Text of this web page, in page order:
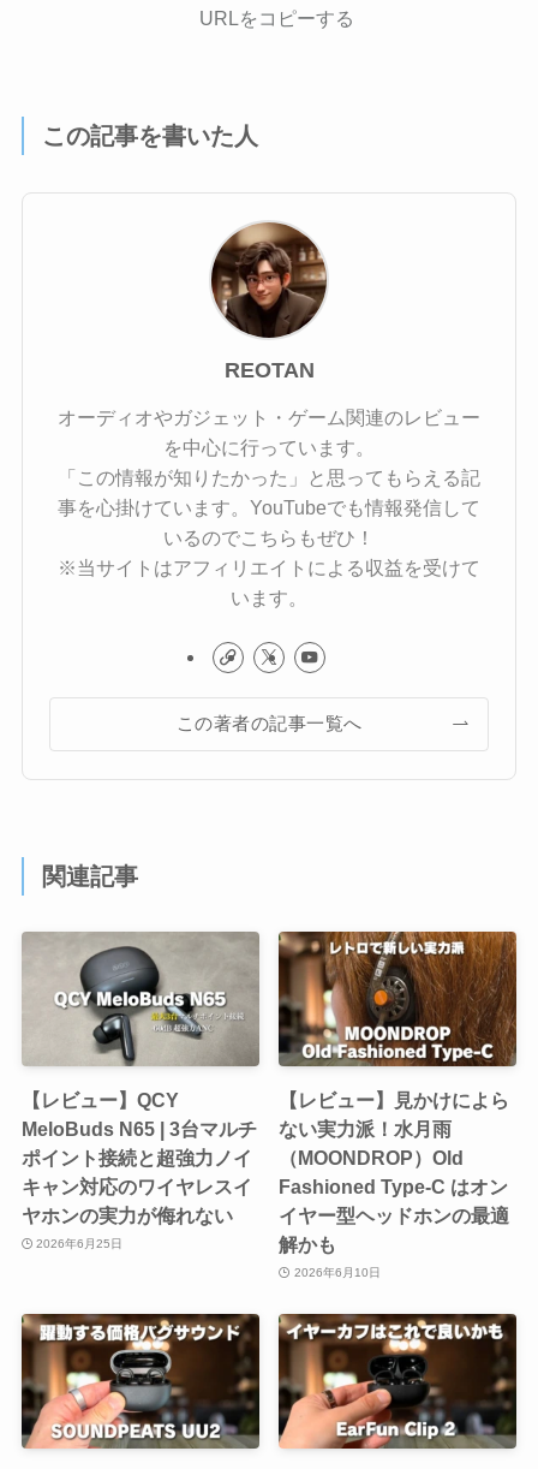
URLをコピーする
この記事を書いた人
REOTAN
オーディオやガジェット・ゲーム関連のレビュー
を中心に行っています。
「この情報が知りたかった」と思ってもらえる記
事を心掛けています。YouTubeでも情報発信して
いるのでこちらもぜひ！
※当サイトはアフィリエイトによる収益を受けて
います。
この著者の記事一覧へ
関連記事
【レビュー】QCY
MeloBuds N65 | 3台マルチ
ポイント接続と超強力ノイ
キャン対応のワイヤレスイ
ヤホンの実力が侮れない
2026年6月25日
【レビュー】見かけによら
ない実力派！水月雨
（MOONDROP）Old
Fashioned Type-C はオン
イヤー型ヘッドホンの最適
解かも
2026年6月10日